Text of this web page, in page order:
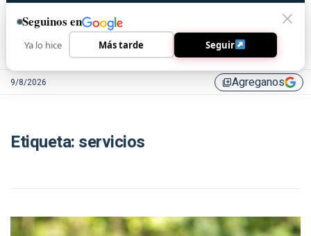
9/8/2026 library_addAgreganos
Etiqueta: servicios
Seguinos en
Ya lo hice Más tarde Seguir